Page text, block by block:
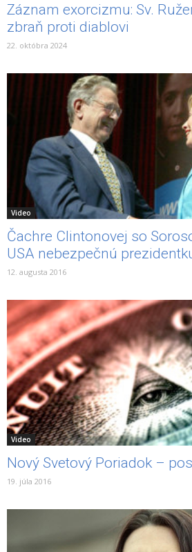
Záznam exorcizmu: Sv.
zbraň proti diablovi
22. októbra 2024
Video
Čachre Clintonovej so
USA nebezpečnú
12. augusta 2016
Video
Nový Svetový Poriadok –
19. júla 2016